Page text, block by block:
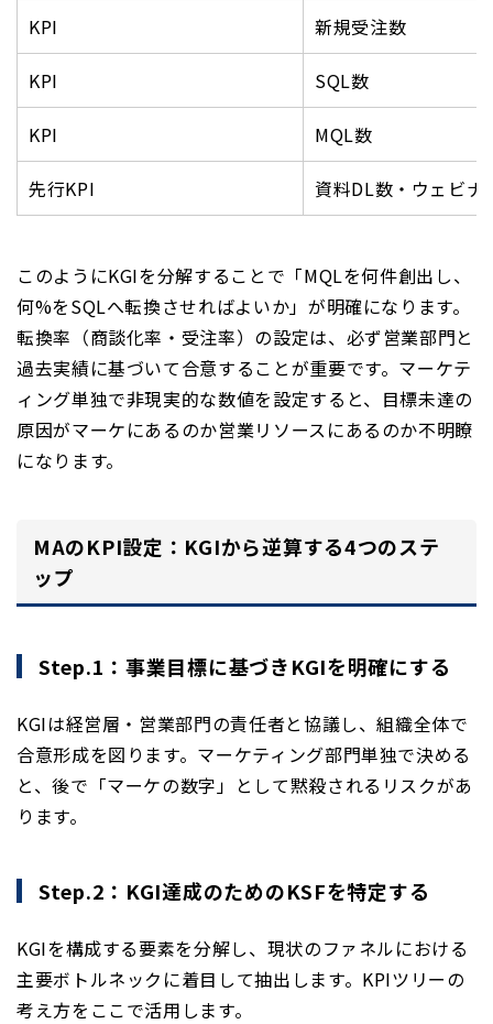
KPI 新規受注数
KPI SQL数
KPI MQL数
先行KPI 資料DL数・ウェビナ
このようにKGIを分解することで「MQLを何件創出し、
何%をSQLへ転換させればよいか」が明確になります。
転換率（商談化率・受注率）の設定は、必ず営業部門と
過去実績に基づいて合意することが重要です。マーケテ
ィング単独で非現実的な数値を設定すると、目標未達の
原因がマーケにあるのか営業リソースにあるのか不明瞭
になります。
MAのKPI設定：KGIから逆算する4つのステ
ップ
Step.1：事業目標に基づきKGIを明確にする
KGIは経営層・営業部門の責任者と協議し、組織全体で
合意形成を図ります。マーケティング部門単独で決める
と、後で「マーケの数字」として黙殺されるリスクがあ
ります。
Step.2：KGI達成のためのKSFを特定する
KGIを構成する要素を分解し、現状のファネルにおける
主要ボトルネックに着目して抽出します。KPIツリーの
考え方をここで活用します。